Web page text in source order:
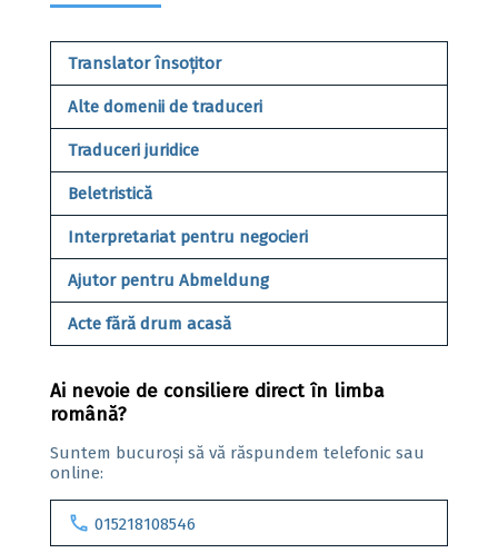
Translator însoțitor
Alte domenii de traduceri
Traduceri juridice
Beletristică
Interpretariat pentru negocieri
Ajutor pentru Abmeldung
Acte fără drum acasă
Ai nevoie de consiliere direct în limba
română?
Suntem bucuroși să vă răspundem telefonic sau
online:
call 015218108546